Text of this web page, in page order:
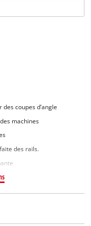
coupes d’angle
machines
des rails.